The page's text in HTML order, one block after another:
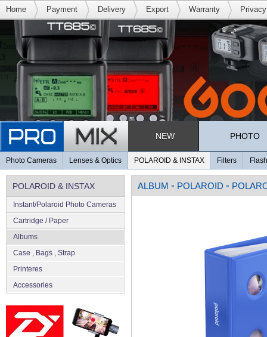
Home Payment Delivery Export Warranty
NEW PHOTO
Photo Cameras Lenses & Optics POLAROID & INSTAX Filters
POLAROID & INSTAX
Instant/Polaroid Photo Cameras
Cartridge / Paper
Albums
Case , Bags , Strap
Printeres
Accessories
ALBUM » POLAROID »